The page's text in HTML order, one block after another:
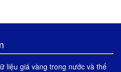
liệu giá vàng trong nước và thế